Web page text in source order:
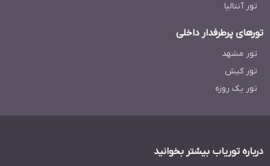
تور آنتالیا
تورهای پرطرفدار داخلی
تور مشهد
تور کیش
تور یک روزه
درباره توریاب بیشتر بخوانید